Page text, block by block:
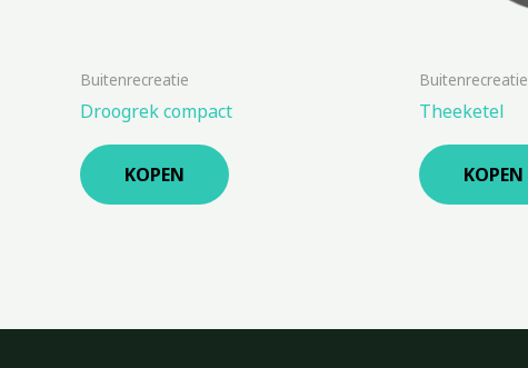
Buitenrecreatie
Droogrek compact
KOPEN
Buitenrecreatie
Theeketel
KOPEN